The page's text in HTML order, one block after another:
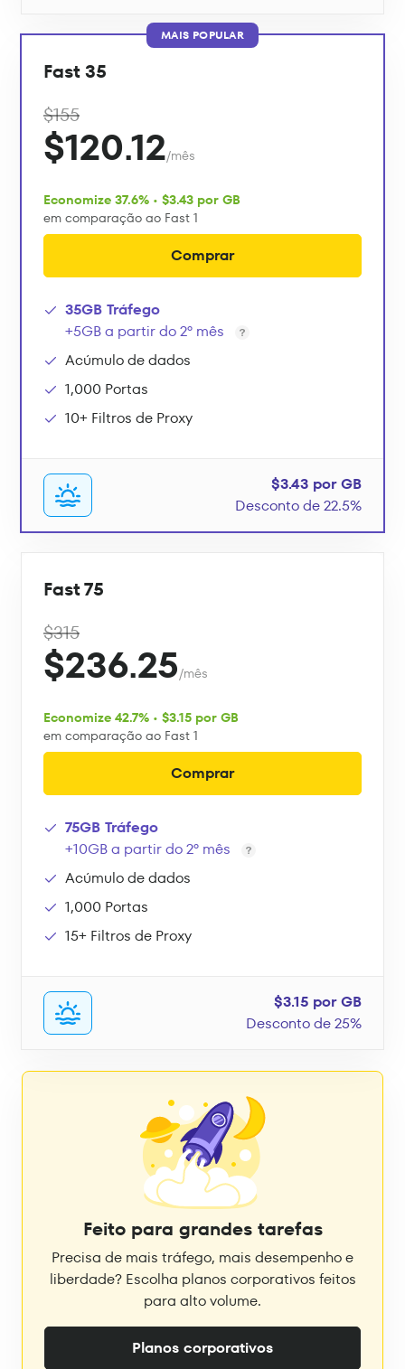
MAIS POPULAR
Fast 35
$155
$120.12/mês
Economize 37.6% • $3.43 por GB
em comparação ao Fast 1
Comprar
35GB Tráfego
+5GB a partir do 2º mês
Acúmulo de dados
1,000 Portas
10+ Filtros de Proxy
$3.43 por GB
Desconto de 22.5%
Fast 75
$315
$236.25/mês
Economize 42.7% • $3.15 por GB
em comparação ao Fast 1
Comprar
75GB Tráfego
+10GB a partir do 2º mês
Acúmulo de dados
1,000 Portas
15+ Filtros de Proxy
$3.15 por GB
Desconto de 25%
Feito para grandes tarefas
Precisa de mais tráfego, mais desempenho e
liberdade? Escolha planos corporativos feitos
para alto volume.
Planos corporativos